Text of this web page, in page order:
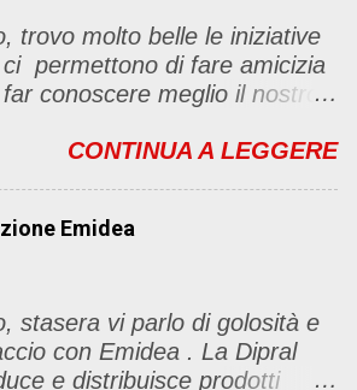
trovo molto belle le iniziative
permettono di fare amicizia
conoscere meglio il nostro
dell'amicizia .... Mi
ma anche di sentimenti ed
Non siete obbligate a
il tempo bene, altrimenti no
:D Le regole sono le
1) Prelevare l'immagine
CONTINUA A LEGGERE
Emidea
stasera vi parlo di golosità e
con Emidea . La Dipral
e distribuisce prodotti